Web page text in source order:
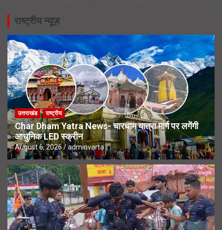
राष्ट्रीय न्यूज़
उत्तराखंड राष्ट्रीय
Char Dham Yatra News- चारधाम यात्रा मार्ग पर लगेंगी
आधुनिक LED स्क्रीन
August 6, 2026 adminvarta